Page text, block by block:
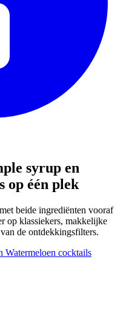
syrup en
op één plek
beide ingrediënten vooraf
op klassiekers, makkelijke
de ontdekkingsfilters.
Watermeloen cocktails